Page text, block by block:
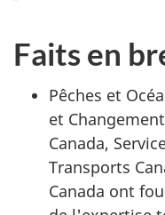
Faits en
Pêches et
et
Canada,
Transports
Canada ont